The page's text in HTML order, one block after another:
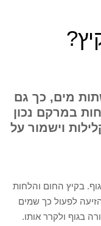
מים, כך גם
במרקם נכון
וישמור על
בקיץ החום והלחות
לפעול כך שמים
בגוף ולקרר אותו.